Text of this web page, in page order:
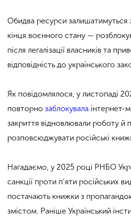
Обидва ресурси залишатимуться
кінця воєнного стану —
після легалізації власників та
відповідність до українського
Як повідомлялося, у листопаді
повторно заблокувала інтернет-
закриття відновлювали роботу й
розповсюджувати російські
Нагадаємо, у 2025 році РНБО
санкції проти п’яти російських
постачають книжки з
змістом. Раніше Український